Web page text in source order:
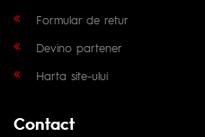
Formular de retur
Devino partener
Harta site-ului
Contact